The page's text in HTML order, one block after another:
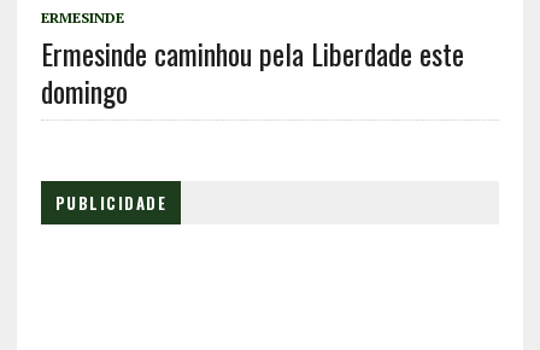
ERMESINDE
Ermesinde caminhou pela Liberdade este
domingo
PUBLICIDADE